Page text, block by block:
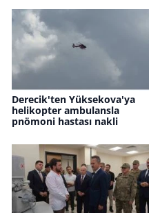
Derecik'ten Yüksekova'ya
helikopter ambulansla
pnömoni hastası nakli